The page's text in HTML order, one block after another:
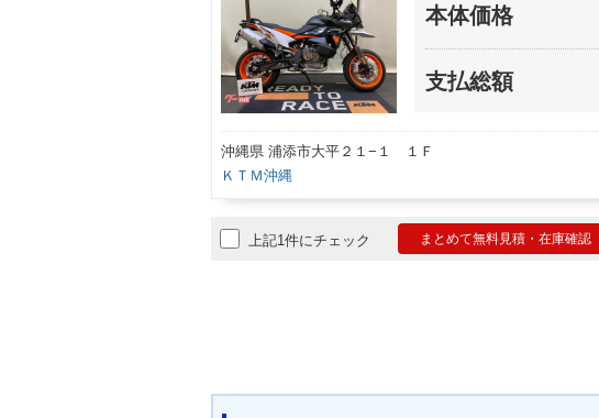
本体価格
支払総額
沖縄県 浦添市大平２１−１ １Ｆ
ＫＴＭ沖縄
上記1件にチェック まとめて無料見積・在庫確認